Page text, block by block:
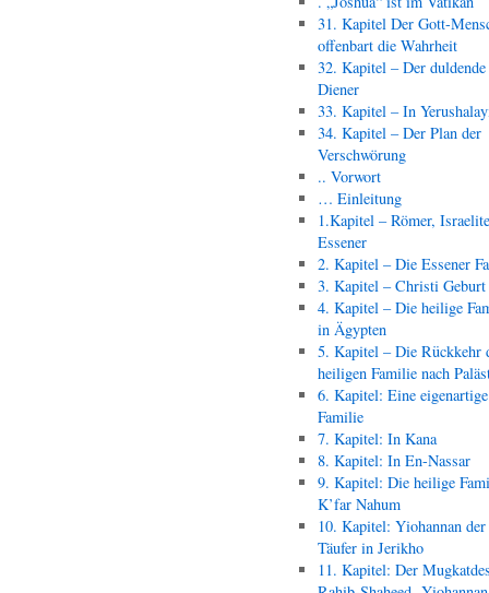
31. Kapitel Der Gott-
offenbart die Wahrheit
32. Kapitel – Der duldende
Diener
33. Kapitel – In
34. Kapitel – Der Plan der
Verschwörung
.. Vorwort
… Einleitung
1.Kapitel – Römer,
Essener
2. Kapitel – Die Essener
3. Kapitel – Christi Geburt
4. Kapitel – Die heilige
in Ägypten
5. Kapitel – Die Rückkehr
heiligen Familie nach
6. Kapitel: Eine eigenartige
Familie
7. Kapitel: In Kana
8. Kapitel: In En-Nassar
9. Kapitel: Die heilige
K’far Nahum
10. Kapitel: Yiohannan der
Täufer in Jerikho
11. Kapitel: Der